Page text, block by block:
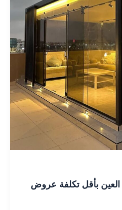
بأقل تكلفة عروض